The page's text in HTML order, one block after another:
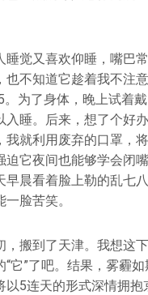
睡觉又喜欢仰睡，嘴巴
也不知道它趁着我不注
。为了身体，晚上试着
入睡。后来，想了个好
我就利用废弃的口罩，
迫它夜间也能够学会闭
早晨看着脸上勒的乱七
一脸苦笑。
，搬到了天津。我想这
“它”了吧。结果，雾霾
以5连天的形式深情拥抱